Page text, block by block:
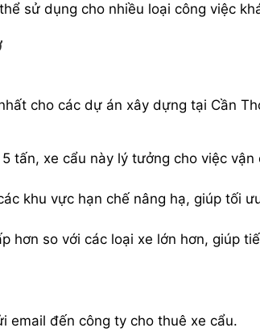
sử dụng cho nhiều loại công việc
cho các dự án xây dựng tại Cần
tấn, xe cẩu này lý tưởng cho việc vận
khu vực hạn chế nâng hạ, giúp tối
hơn so với các loại xe lớn hơn, giúp
email đến công ty cho thuê xe cẩu.